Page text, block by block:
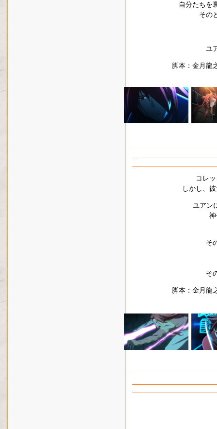
自分たちを
その
ユ
脚本：金月
コレ
しかし、
ユアン
そ
そ
脚本：金月